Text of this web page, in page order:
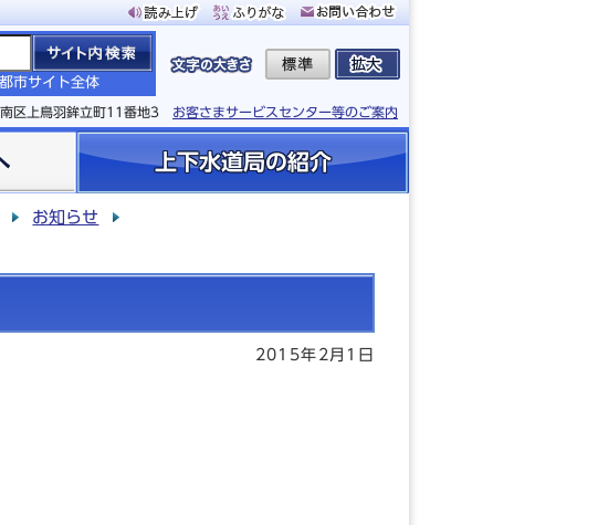
市サイト全体
区上鳥羽鉾立町11番地3 お客さまサービスセンター等のご案内
上下水道局の紹介
お知らせ
2015年2月1日